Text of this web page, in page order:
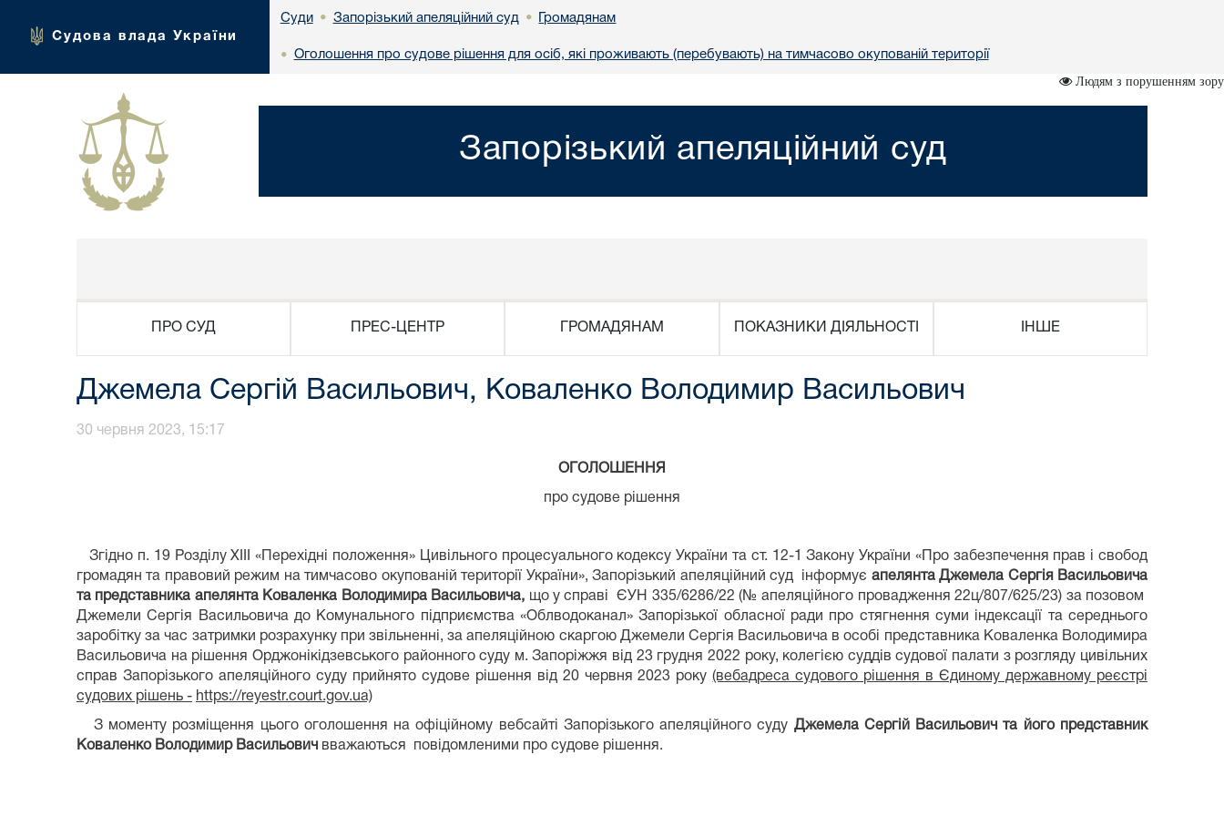
Судова влада України
Суди • Запорізький апеляційний суд • Громадянам
• Оголошення про судове рішення для осіб, які проживають (перебувають) на тимчасово окупованій території
Людям з порушенням зору
Запорізький апеляційний суд
ПРО СУД ПРЕС-ЦЕНТР ГРОМАДЯНАМ ПОКАЗНИКИ ДІЯЛЬНОСТІ ІНШЕ
Джемела Сергій Васильович, Коваленко Володимир Васильович
30 червня 2023, 15:17
ОГОЛОШЕННЯ
про судове рішення
Згідно п. 19 Розділу XIII «Перехідні положення» Цивільного процесуального кодексу України та ст. 12-1 Закону України «Про забезпечення прав і свобод
громадян та правовий режим на тимчасово окупованій території України», Запорізький апеляційний суд інформує апелянта Джемела Сергія Васильовича
та представника апелянта Коваленка Володимира Васильовича, що у справі ЄУН 335/6286/22 (№ апеляційного провадження 22ц/807/625/23) за позовом
Джемели Сергія Васильовича до Комунального підприємства «Облводоканал» Запорізької обласної ради про стягнення суми індексації та середнього
заробітку за час затримки розрахунку при звільненні, за апеляційною скаргою Джемели Сергія Васильовича в особі представника Коваленка Володимира
Васильовича на рішення Орджонікідзевського районного суду м. Запоріжжя від 23 грудня 2022 року, колегією суддів судової палати з розгляду цивільних
справ Запорізького апеляційного суду прийнято судове рішення від 20 червня 2023 року(вебадреса судового рішення в Єдиному державному реєстрі
судових рішень - https://reyestr.court.gov.ua)
З моменту розміщення цього оголошення на офіційному вебсайті Запорізького апеляційного суду Джемела Сергій Васильович та його представник
Коваленко Володимир Васильович вважаються повідомленими про судове рішення.